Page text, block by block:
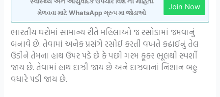
મેળવવા માટે WhatsApp ગ્રુપ મા જોડાઓ
Join Now
ભારતીય ઘરોમાં સામાન્ય રીતે મહિલાઓ જ રસોડામાં જમવાનું
બનાવે છે. તેવામાં અનેક પ્રસંગે રસોઈ કરતી વખતે કઢાઈનું તેલ
ઉડીને તેમના હાથ ઉપર પડે છે કે પછી ગરમ કૂકર ભૂલથી સ્પર્શી
જાય છે. તેવામાં હાથ દાઝી જાય છે અને દાઝવાનાં નિશાન બહુ
વધારે પડી જાય છે.